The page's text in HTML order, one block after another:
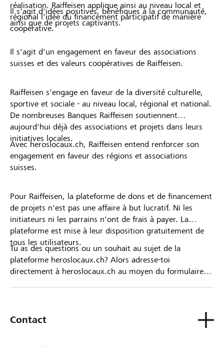
réalisation. Raiffeisen applique ainsi au niveau local et
régional l'idée du financement participatif de manière
coopérative.
Il s'agit d'idées positives, bénéfiques à la communauté,
ainsi que de projets captivants.
Il s'agit d'un engagement en faveur des associations
suisses et des valeurs coopératives de Raiffeisen.
Raiffeisen s'engage en faveur de la diversité culturelle,
sportive et sociale - au niveau local, régional et national.
De nombreuses Banques Raiffeisen soutiennent
aujourd'hui déjà des associations et projets dans leurs
initiatives locales.
Avec heroslocaux.ch, Raiffeisen entend renforcer son
engagement en faveur des régions et associations
suisses.
Pour Raiffeisen, la plateforme de dons et de financement
de projets n'est pas une affaire à but lucratif. Ni les
initiateurs ni les parrains n'ont de frais à payer. La
plateforme est mise à leur disposition gratuitement de
tous les utilisateurs.
Tu as des questions ou un souhait au sujet de la
plateforme heroslocaux.ch? Alors adresse-toi
directement à heroslocaux.ch au moyen du formulaire
Contact